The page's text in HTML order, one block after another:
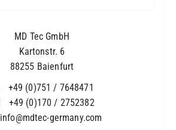
MD Tec GmbH
Kartonstr. 6
88255 Baienfurt
+49 (0)751 / 7648471
+49 (0)170 / 2752382
info@mdtec-germany.com